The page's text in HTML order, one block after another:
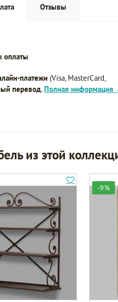
Отзывы
оплаты
платежи (Visa, MasterCard,
перевод. Полная
из этой
-9%